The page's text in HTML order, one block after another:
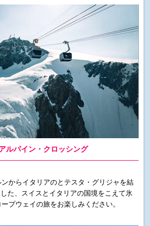
ルパイン・クロッシング
からイタリアのとテスタ・グリジャを結
た、スイスとイタリアの国境をこえて氷
プウェイの旅をお楽しみください。